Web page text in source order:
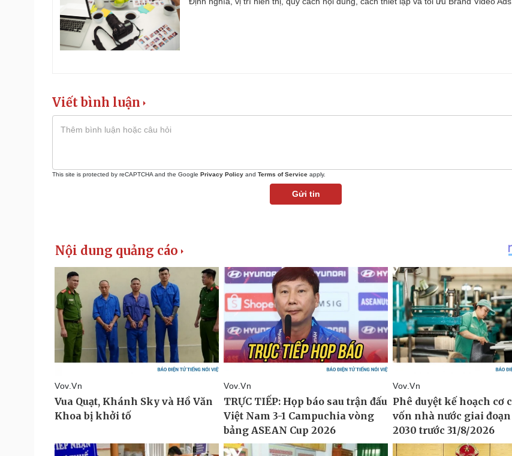
Viết bình luận
This site is protected by reCAPTCHA and the Google Privacy Policy and Terms of Service apply.
Gửi tin